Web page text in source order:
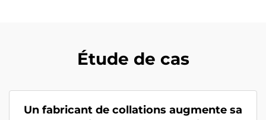
Étude de cas
Un fabricant de collations augmente sa